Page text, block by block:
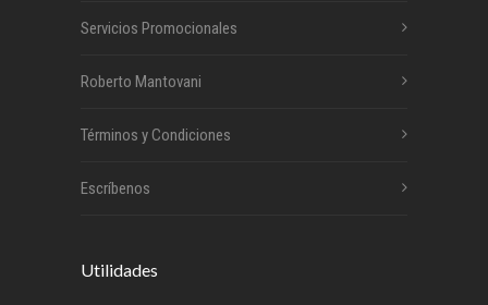
Servicios Promocionales
Roberto Mantovani
Términos y Condiciones
Escríbenos
Utilidades